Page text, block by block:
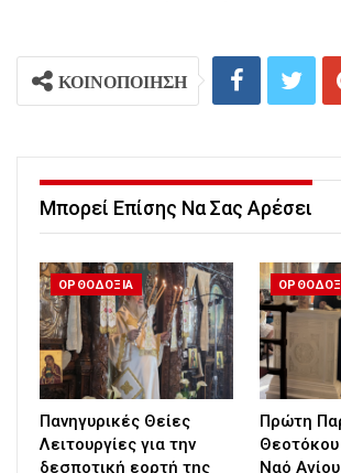
ΚΟΙΝΟΠΟΙΗΣΗ
Μπορεί Επίσης Να Σας Αρέσει
ΟΡΘΟΔΟΞΙΑ
Πανηγυρικές Θείες
Λειτουργίες για την
δεσποτική εορτή της
Πρώτη
Θεοτόκου
Ναό